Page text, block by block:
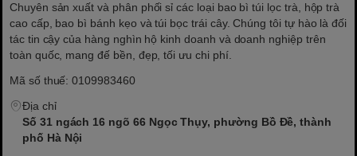
Chuyên sản xuất và phân phối sỉ các loại bao bì túi lọc trà, hộp trà
cao cấp, bao bì bánh kẹo và túi bọc trái cây. Chúng tôi tự hào là đối
tác tin cậy của hàng nghìn hộ kinh doanh và doanh nghiệp trên
toàn quốc, mang đế bền, đẹp, tối ưu chi phí.
Mã số thuế: 0109983460
Địa chỉ
Số 31 ngách 16 ngõ 66 Ngọc Thụy, phường Bồ Đề, thành
phố Hà Nội